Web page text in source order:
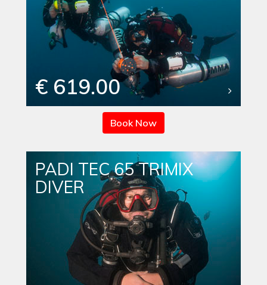
€ 619.00
Book Now
PADI TEC 65 TRIMIX
DIVER